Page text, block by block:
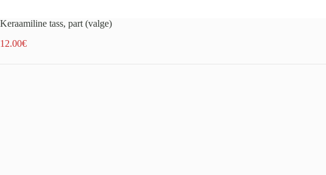
Keraamiline tass, part (valge)
12.00€